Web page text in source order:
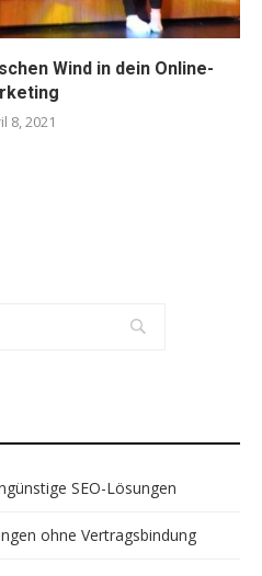
Wind in dein Online-
8, 2021
SEO-Lösungen
ohne Vertragsbindung